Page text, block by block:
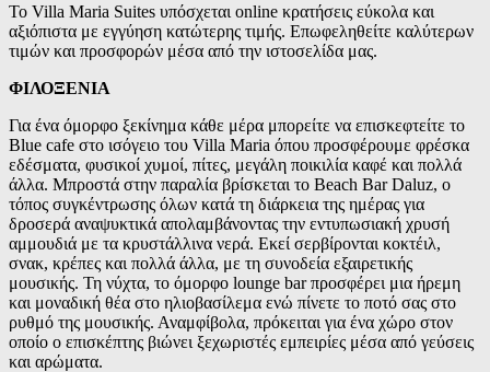
Το Villa Maria Suites υπόσχεται online κρατήσεις εύκολα και
αξιόπιστα με εγγύηση κατώτερης τιμής. Επωφεληθείτε καλύτερων
τιμών και προσφορών μέσα από την ιστοσελίδα μας.
ΦΙΛΟΞΕΝΙΑ
Για ένα όμορφο ξεκίνημα κάθε μέρα μπορείτε να επισκεφτείτε το
Blue cafe στο ισόγειο του Villa Maria όπου προσφέρουμε φρέσκα
εδέσματα, φυσικοί χυμοί, πίτες, μεγάλη ποικιλία καφέ και πολλά
άλλα. Μπροστά στην παραλία βρίσκεται το Βeach Bar Daluz, ο
τόπος συγκέντρωσης όλων κατά τη διάρκεια της ημέρας για
δροσερά αναψυκτικά απολαμβάνοντας την εντυπωσιακή χρυσή
αμμουδιά με τα κρυστάλλινα νερά. Εκεί σερβίρονται κοκτέιλ,
σνακ, κρέπες και πολλά άλλα, με τη συνοδεία εξαιρετικής
μουσικής. Τη νύχτα, το όμορφο lounge bar προσφέρει μια ήρεμη
και μοναδική θέα στο ηλιοβασίλεμα ενώ πίνετε το ποτό σας στο
ρυθμό της μουσικής. Αναμφίβολα, πρόκειται για ένα χώρο στον
οποίο ο επισκέπτης βιώνει ξεχωριστές εμπειρίες μέσα από γεύσεις
και αρώματα.